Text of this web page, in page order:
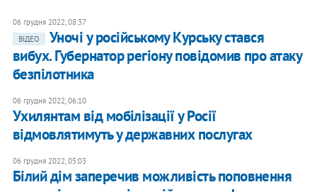
06 грудня 2022, 08:37
ВІДЕО
Уночі у російському Курську стався
вибух. Губернатор регіону повідомив про атаку
безпілотника
06 грудня 2022, 06:10
Ухилянтам від мобілізації у Росії
відмовлятимуть у державних послугах
06 грудня 2022, 05:03
Білий дім заперечив можливість поповнення